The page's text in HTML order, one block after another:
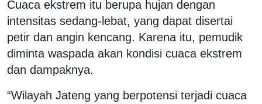
Cuaca ekstrem itu berupa hujan dengan
intensitas sedang-lebat, yang dapat disertai
petir dan angin kencang. Karena itu, pemudik
diminta waspada akan kondisi cuaca ekstrem
dan dampaknya.
“Wilayah Jateng yang berpotensi terjadi cuaca